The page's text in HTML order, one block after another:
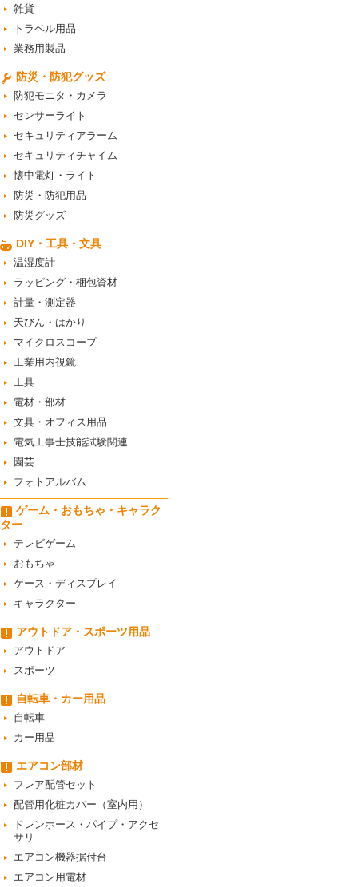
雑貨
トラベル用品
業務用製品
防災・防犯グッズ
防犯モニタ・カメラ
センサーライト
セキュリティアラーム
セキュリティチャイム
懐中電灯・ライト
防災・防犯用品
防災グッズ
DIY・工具・文具
温湿度計
ラッピング・梱包資材
計量・測定器
天びん・はかり
マイクロスコープ
工業用内視鏡
工具
電材・部材
文具・オフィス用品
電気工事士技能試験関連
園芸
フォトアルバム
ゲーム・おもちゃ・キャラク
ター
テレビゲーム
おもちゃ
ケース・ディスプレイ
キャラクター
アウトドア・スポーツ用品
アウトドア
スポーツ
自転車・カー用品
自転車
カー用品
エアコン部材
フレア配管セット
配管用化粧カバー（室内用）
ドレンホース・パイプ・アクセ
サリ
エアコン機器据付台
エアコン用電材